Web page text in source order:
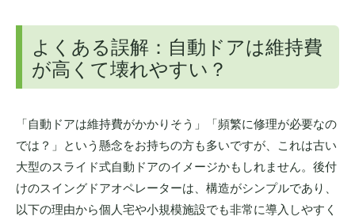
よくある誤解：自動ドアは維持費
が高くて壊れやすい？
「自動ドアは維持費がかかりそう」「頻繁に修理が必要なの
では？」という懸念をお持ちの方も多いですが、これは古い
大型のスライド式自動ドアのイメージかもしれません。後付
けのスイングドアオペレーターは、構造がシンプルであり、
以下の理由から個人宅や小規模施設でも非常に導入しやすく